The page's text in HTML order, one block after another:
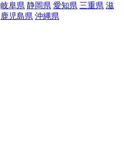
岐阜県 静岡県 愛知県 三重県 滋
鹿児島県 沖縄県